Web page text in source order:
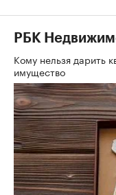
РБК
Кому нельзя дарить
имущество